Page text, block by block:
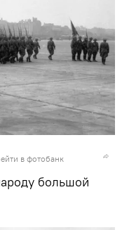
в фотобанк
большой